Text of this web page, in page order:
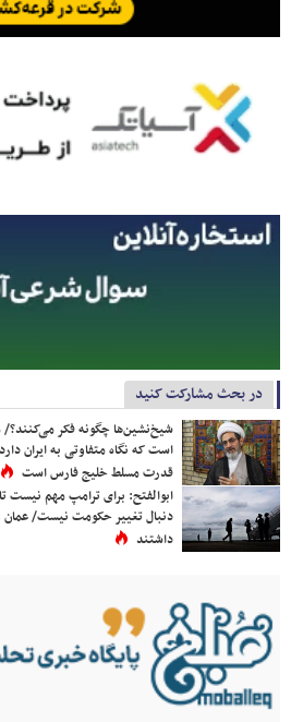
در بحث مشارکت کنید
شیخ‌نشین‌ها چگونه فکر
است که نگاه متفاوتی به ایران
قدرت مسلط خلیج فارس است
ابوالفتح: برای ترامپ مهم نیست
دنبال تغییر حکومت نیست/
داشتند